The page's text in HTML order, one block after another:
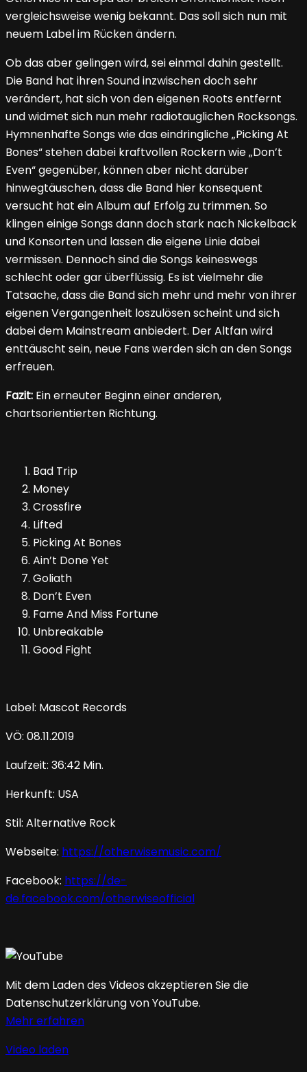
vergleichsweise wenig bekannt. Das soll sich nun mit
neuem Label im Rücken ändern.
Ob das aber gelingen wird, sei einmal dahin gestellt.
Die Band hat ihren Sound inzwischen doch sehr
verändert, hat sich von den eigenen Roots entfernt
und widmet sich nun mehr radiotauglichen Rocksongs.
Hymnenhafte Songs wie das eindringliche „Picking At
Bones“ stehen dabei kraftvollen Rockern wie „Don’t
Even“ gegenüber, können aber nicht darüber
hinwegtäuschen, dass die Band hier konsequent
versucht hat ein Album auf Erfolg zu trimmen. So
klingen einige Songs dann doch stark nach Nickelback
und Konsorten und lassen die eigene Linie dabei
vermissen. Dennoch sind die Songs keineswegs
schlecht oder gar überflüssig. Es ist vielmehr die
Tatsache, dass die Band sich mehr und mehr von ihrer
eigenen Vergangenheit loszulösen scheint und sich
dabei dem Mainstream anbiedert. Der Altfan wird
enttäuscht sein, neue Fans werden sich an den Songs
erfreuen.
Fazit: Ein erneuter Beginn einer anderen,
chartsorientierten Richtung.
Bad Trip
Money
Crossfire
Lifted
Picking At Bones
Ain’t Done Yet
Goliath
Don’t Even
Fame And Miss Fortune
Unbreakable
Good Fight
Label: Mascot Records
VÖ: 08.11.2019
Laufzeit: 36:42 Min.
Herkunft: USA
Stil: Alternative Rock
Webseite: https://otherwisemusic.com/
Facebook: https://de-
de.facebook.com/otherwiseofficial
Mit dem Laden des Videos akzeptieren Sie die
Datenschutzerklärung von YouTube.
Mehr erfahren
Video laden